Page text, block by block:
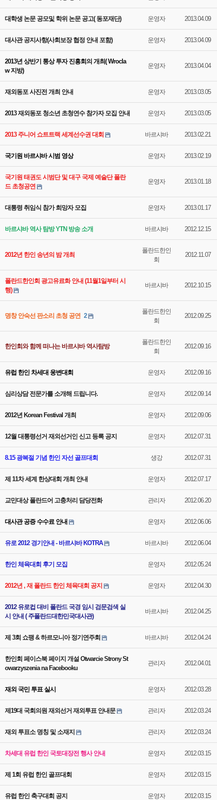
대학생 논문 공모및 학위 논문 공고( 동포재단) 운영자 2013.04.09
대사관 공지사항(사회보장 협정 안내 포함) 운영자 2013.04.09
2013년 상반기 통상 투자 진흥회의 개최( Wrocla
w 지방)
운영자 2013.04.04
재외동포 사진전 개최 안내 운영자 2013.03.05
2013 재외동포 청소년 초청연수 참가자 모집 안내 운영자 2013.03.05
2013 주니어 쇼트트랙 세계선수권 대회 바르샤바 2013.02.21
국기원 바르샤바 시범 영상 운영자 2013.02.19
국기원 태권도 시범단 및 대구 국제 예술단 폴란
드 초청공연
운영자 2013.01.18
대통령 취임식 참가 희망자 모집 운영자 2013.01.17
바르샤바 역사 탐방 YTN 방송 소개 바르샤바 2012.12.15
2012년 한인 송년의 밤 개최
폴란드한인
회
2012.11.07
폴란드한인회 광고유료화 안내 (11월1일부터 시
행)
바르샤바 2012.10.15
명창 안숙선 판소리 초청 공연 2
폴란드한인
회
2012.09.25
한인회와 함께 떠나는 바르샤바 역사탐방
폴란드한인
회
2012.09.16
유럽 한인 차세대 웅변대회 운영자 2012.09.16
심리상담 전문가를 소개해 드립니다. 운영자 2012.09.14
2012년 Korean Festival 개최 운영자 2012.09.06
12월 대통령선거 재외선거인 신고 등록 공지 운영자 2012.07.31
8.15 광복절 기념 한인 자선 골프대회 생강 2012.07.31
제 11차 세계 한상대회 개최 안내 운영자 2012.07.17
교민대상 폴란드어 고충처리 담당전화 관리자 2012.06.20
대사관 공증 수수료 안내 운영자 2012.06.06
유로 2012 경기안내 - 바르샤바 KOTRA 바르샤바 2012.06.04
한인 체육대회 후기 모집 운영자 2012.05.24
2012년 , 재 폴란드 한인 체육대회 공지 운영자 2012.04.30
2012 유로컵 대비 폴란드 국경 임시 검문검색 실
시 안내 ( 주폴란드대한민국대사관)
바르샤바 2012.04.25
제 3회 쇼팽 & 하르모니아 정기연주회 바르샤바 2012.04.24
한인회 페이스북 페이지 개설 Otwarcie Strony St
owarzyszenia na Facebooku
관리자 2012.04.01
재외 국민 투표 실시 운영자 2012.03.28
제19대 국회의원 재외선거 재외투표 안내문 관리자 2012.03.24
재외 투표소 명칭 및 소재지 관리자 2012.03.24
차세대 유럽 한인 국토대장전 행사 안내 운영자 2012.03.15
제 1회 유럽 한인 골프대회 운영자 2012.03.15
유럽 한인 축구대회 공지 운영자 2012.03.15